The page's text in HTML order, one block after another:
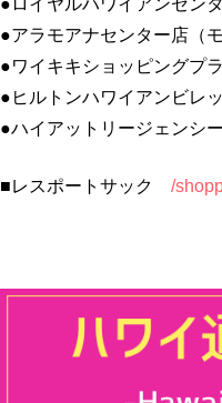
●ロイヤルハワイアンセン
●アラモアナセンター店（
●ワイキキショッピング
●ヒルトンハワイアンビレ
●ハイアットリージェンシ
■レスポートサック /